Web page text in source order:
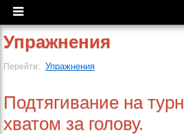
Упражнения
Перейти: Упражнения
Подтягивание на
хватом за голову.